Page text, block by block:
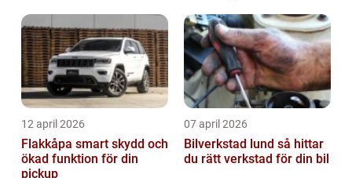
12 april 2026
Flakkåpa smart skydd och
ökad funktion för din
pickup
07 april 2026
Bilverkstad lund så hittar
du rätt verkstad för din bil